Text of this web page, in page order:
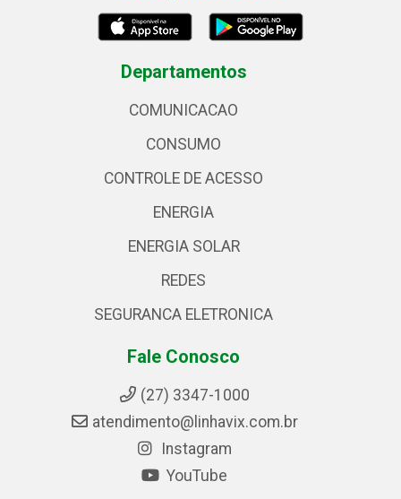
Departamentos
COMUNICACAO
CONSUMO
CONTROLE DE ACESSO
ENERGIA
ENERGIA SOLAR
REDES
SEGURANCA ELETRONICA
Fale Conosco
(27) 3347-1000
atendimento@linhavix.com.br
Instagram
YouTube